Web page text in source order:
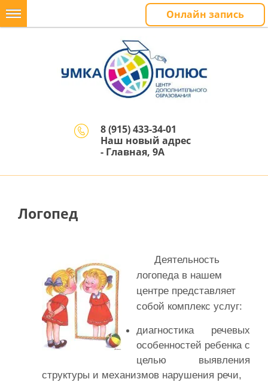
Онлайн запись
8 (915) 433-34-01
Наш новый адрес
- Главная, 9А
Логопед
Деятельность
логопеда в нашем
центре представляет
собой комплекс услуг:
диагностика речевых
особенностей ребенка с
целью выявления
структуры и механизмов нарушения речи,